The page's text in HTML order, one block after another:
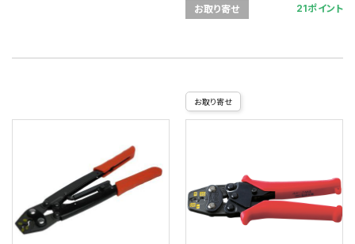
お取り寄せ 21ポイント
お取り寄せ